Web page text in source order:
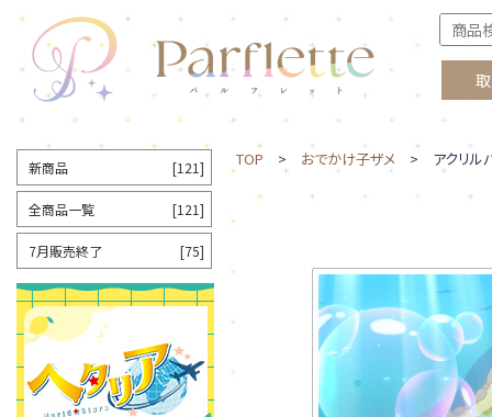
TOP > おでかけ子ザメ > アクリルパ
新商品 [121]
全商品一覧 [121]
7月販売終了 [75]